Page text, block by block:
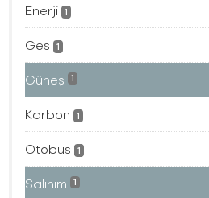
Enerji 1
Ges 1
Güneş 1
Karbon 1
Otobüs 1
Salınım 1